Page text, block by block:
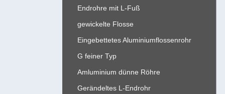
Endrohre mit L-Fuß
gewickelte Flosse
Eingebettetes Aluminiumflossenrohr
G feiner Typ
Amluminium dünne Röhre
Gerändeltes L-Endrohr